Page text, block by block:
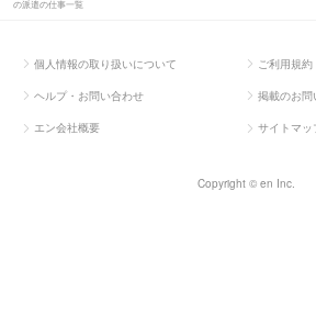
の派遣の仕事一覧
個人情報の取り扱いについて ご利用規約
ヘルプ・お問い合わせ 掲載のお問
エン会社概要 サイトマッ
Copyright © en Inc.